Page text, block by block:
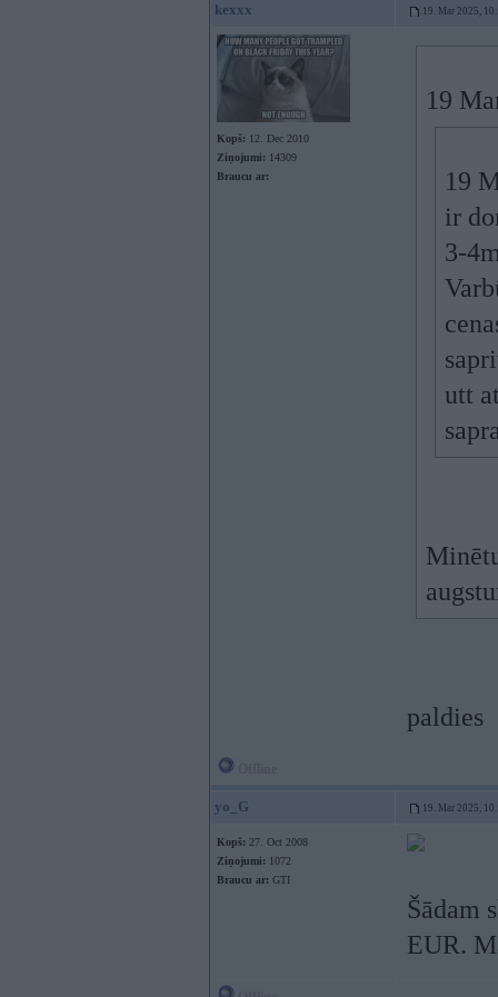
kexxx 19. Mar 2025,
Kopš: 12. Dec 2010
Ziņojumi: 14309
Braucu ar:
19
19
ir
3-
utt
paldies
yo_G 19. Mar 2025,
Kopš: 27. Oct 2008
Ziņojumi: 1072
Braucu ar: GTI
Šādam
EUR.